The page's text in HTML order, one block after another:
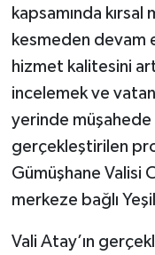
kapsamında
kesmeden devam
hizmet kalitesini
incelemek ve
yerinde müşahede
gerçekleştirilen
Gümüşhane Valisi
merkeze bağlı
Vali Atay’ın